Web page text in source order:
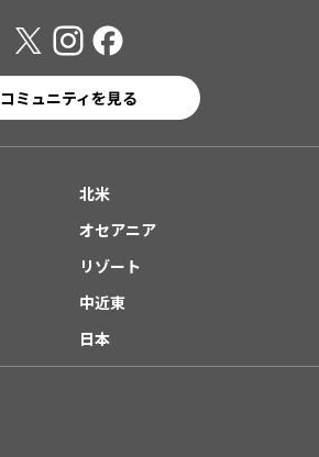
コミュニティを見る
北米
オセアニア
リゾート
中近東
日本